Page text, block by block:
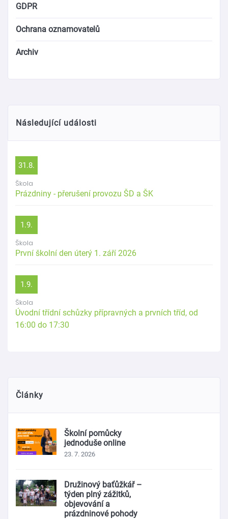
GDPR
Ochrana oznamovatelů
Archiv
Následující události
31.8.
Škola
Prázdniny - přerušení provozu ŠD a ŠK
1.9.
Škola
První školní den úterý 1. září 2026
1.9.
Škola
Úvodní třídní schůzky přípravných a prvních tříd, od
16:00 do 17:30
Články
Školní pomůcky
jednoduše online
23. 7. 2026
Družinový baťůžkář –
týden plný zážitků,
objevování a
prázdninové pohody